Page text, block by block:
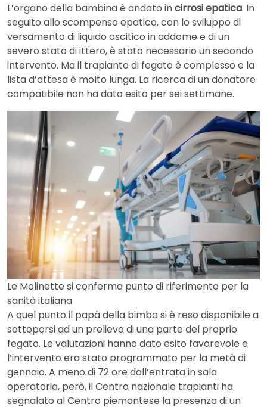
L’organo della bambina è andato incirrosi epatica. In
seguito allo scompenso epatico, con lo sviluppo di
versamento di liquido ascitico in addome e di un
severo stato di ittero, è stato necessario un secondo
intervento. Ma il trapianto di fegato è complesso e la
lista d’attesa è molto lunga. La ricerca di un donatore
compatibile non ha dato esito per sei settimane.
Le Molinette si conferma punto di riferimento per la
sanità italiana
A quel punto il papà della bimba si è reso disponibile a
sottoporsi ad un prelievo di una parte del proprio
fegato. Le valutazioni hanno dato esito favorevole e
l’intervento era stato programmato per la metà di
gennaio. A meno di 72 ore dall’entrata in sala
operatoria, però, il Centro nazionale trapianti ha
segnalato al Centro piemontese la presenza di un